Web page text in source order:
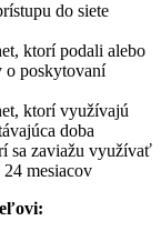
do siete
ktorí podali alebo
poskytovaní
ktorí využívajú
doba
sa zaviažu využívať
mesiacov